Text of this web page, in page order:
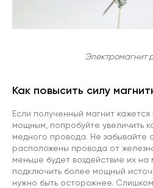
Электромагнит
Как повысить силу
Если полученный магнит
мощным, попробуйте увеличить
медного провода. Не забывайте
расположены провода от
меньше будет воздействие их
подключить более мощный
нужно быть осторожнее.